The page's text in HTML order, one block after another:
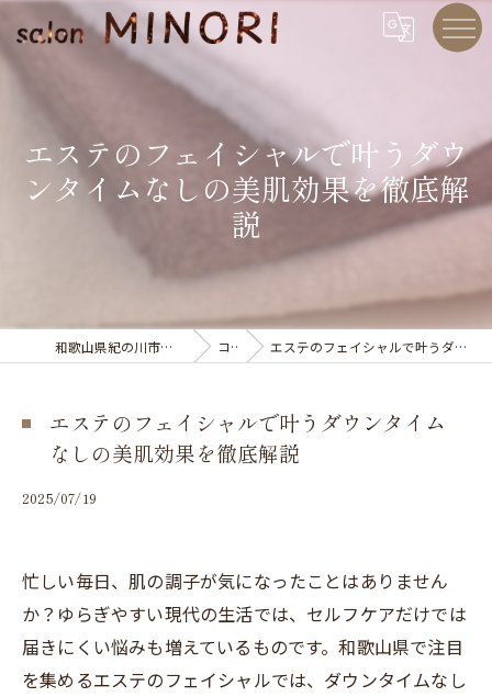
エステのフェイシャルで叶うダウ
ンタイムなしの美肌効果を徹底解
説
和歌山県紀の川市のエステならsalon MINORI コラム エステのフェイシャルで叶うダウンタイムなしの美肌効果を徹底解説
エステのフェイシャルで叶うダウンタイム
なしの美肌効果を徹底解説
2025/07/19
忙しい毎日、肌の調子が気になったことはありません
か？ゆらぎやすい現代の生活では、セルフケアだけでは
届きにくい悩みも増えているものです。和歌山県で注目
を集めるエステのフェイシャルでは、ダウンタイムなし